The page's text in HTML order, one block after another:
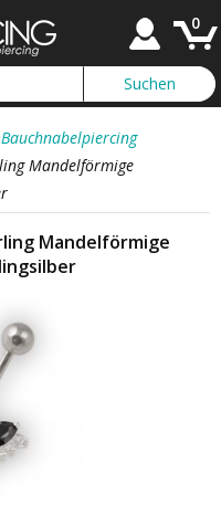
0
Bauchnabelpiercing
Mandelförmige
Mandelförmige